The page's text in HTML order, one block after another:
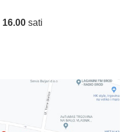
16.00 sati